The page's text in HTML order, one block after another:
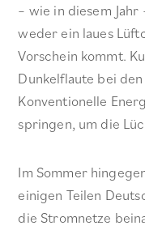
– wie in diesem Jahr
weder ein laues
Vorschein kommt.
Dunkelflaute bei
Konventionelle
springen, um die
Im Sommer
einigen Teilen
die Stromnetze